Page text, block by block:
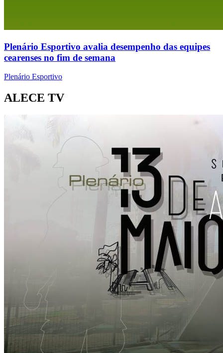
Plenário Esportivo avalia desempenho das equipes
cearenses no fim de semana
Plenário Esportivo
ALECE TV